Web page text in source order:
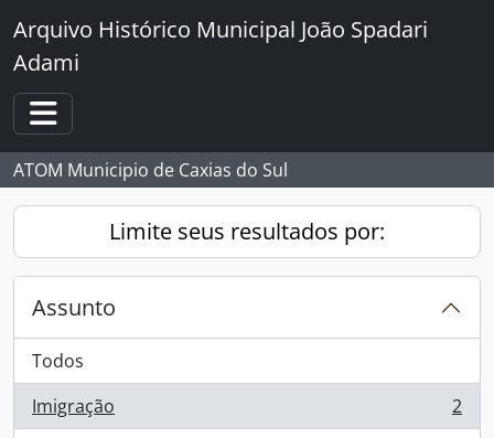
Skip to main content
Arquivo Histórico Municipal João Spadari
Adami
Toggle navigation
ATOM Municipio de Caxias do Sul
Limite seus resultados por:
Assunto
Todos
Imigração
, 2 resultados
2